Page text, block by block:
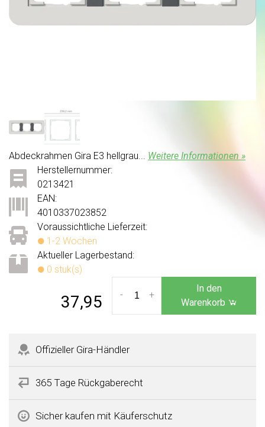
Abdeckrahmen Gira E3 hellgrau... Weitere Informationen »
Voraussichtliche Lieferzeit:
1-2 Wochen
Aktueller Lagerbestand:
0 stuk(s)
Herstellernummer:
0213421
EAN:
4010337023852
37,95 +
-
In den
Warenkorb
Offizieller Gira-Händler
365 Tage Rückgaberecht
Sicher kaufen mit Käuferschutz